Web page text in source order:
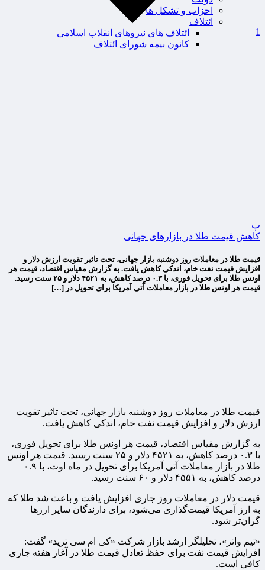
احزاب و تشکل ها
ائتلاف
ائتلاف های نیروهای انقلاب اسلامی
کانون بیمه شورای ائتلاف
1
پ
کاهش قیمت طلا در بازارهای جهانی
قیمت طلا در معاملات روز دوشنبه بازار جهانی، تحت تاثیر تقویت ارزش دلار و
افزایش قیمت نفت خام، اندکی کاهش یافت. به گزارش مقیاس اقتصاد، قیمت هر
اونس طلا برای تحویل فوری، با ۰.۳ درصد کاهش، به ۴۵۲۱ دلار و ۲۵ سنت رسید.
قیمت هر اونس طلا در بازار معاملات آتی آمریکا برای تحویل در […]
قیمت طلا در معاملات روز دوشنبه بازار جهانی، تحت تاثیر تقویت
ارزش دلار و افزایش قیمت نفت خام، اندکی کاهش یافت.
به گزارش مقیاس اقتصاد، قیمت هر اونس طلا برای تحویل فوری،
با ۰.۳ درصد کاهش، به ۴۵۲۱ دلار و ۲۵ سنت رسید. قیمت هر اونس
طلا در بازار معاملات آتی آمریکا برای تحویل در ماه اوت، با ۰.۹
درصد کاهش، به ۴۵۵۱ دلار و ۶۰ سنت رسید.
قیمت دلار در معاملات روز جاری افزایش یافت و باعث شد طلا که
به ارز آمریکا قیمت‌گذاری می‌شود، برای دارندگان سایر ارزها
گران‌تر شود.
«تیم واتر»، تحلیلگر ارشد بازار شرکت «کی ام سی ترید» گفت:
افزایش قیمت نفت برای حفظ تعادل قیمت طلا در آغاز هفته جاری
کافی است.